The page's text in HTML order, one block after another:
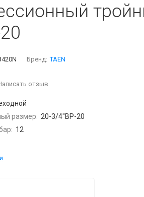
Бренд: TAEN
отзыв
размер: 20-3/4"ВР-20
12